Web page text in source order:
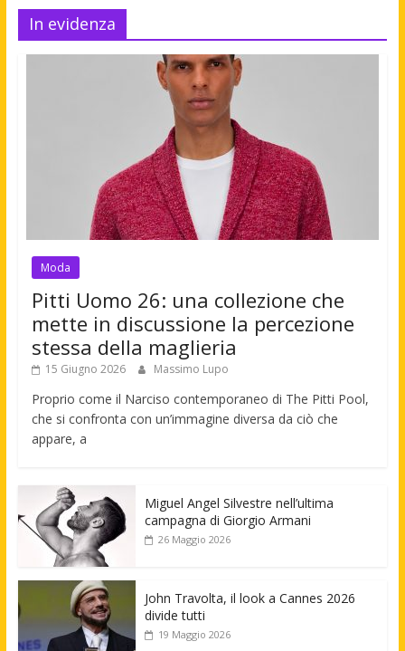
In evidenza
Moda
Pitti Uomo 26: una collezione che
mette in discussione la percezione
stessa della maglieria
15 Giugno 2026 Massimo Lupo
Proprio come il Narciso contemporaneo di The Pitti Pool,
che si confronta con un’immagine diversa da ciò che
appare, a
Miguel Angel Silvestre nell’ultima
campagna di Giorgio Armani
26 Maggio 2026
John Travolta, il look a Cannes 2026
divide tutti
19 Maggio 2026